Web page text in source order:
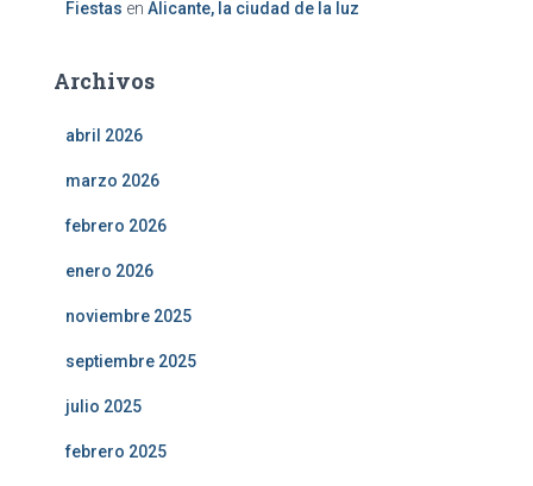
Fiestas en Alicante, la ciudad de la luz
Archivos
abril 2026
marzo 2026
febrero 2026
enero 2026
noviembre 2025
septiembre 2025
julio 2025
febrero 2025